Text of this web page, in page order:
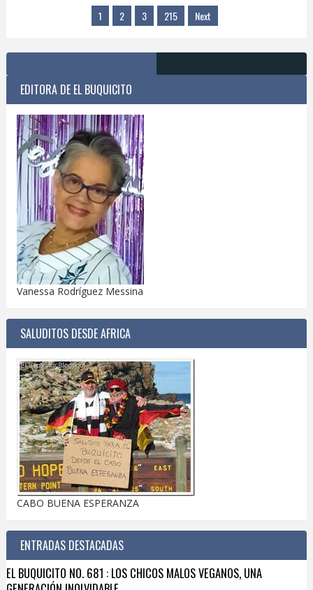
1 2 3 215 Next
EDITORA DE EL BUQUICITO
Vanessa Rodríguez Messina
SALUDITOS DESDE AFRICA
CABO BUENA ESPERANZA
ENTRADAS DESTACADAS
EL BUQUICITO NO. 681 : LOS CHICOS MALOS VEGANOS, UNA